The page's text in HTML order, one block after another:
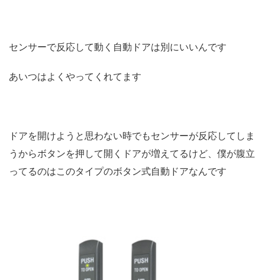
センサーで反応して動く自動ドアは別にいいんです
あいつはよくやってくれてます
ドアを開けようと思わない時でもセンサーが反応してしま
うからボタンを押して開くドアが増えてるけど、 僕が腹立
ってるのはこのタイプのボタン式自動ドアなんです